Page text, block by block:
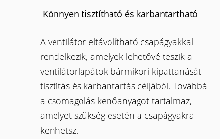
Könnyen tisztítható és karbantartható
A ventilátor eltávolítható csapágyakkal
rendelkezik, amelyek lehetővé teszik a
ventilátorlapátok bármikori kipattanását
tisztítás és karbantartás céljából. Továbbá
a csomagolás kenőanyagot tartalmaz,
amelyet szükség esetén a csapágyakra
kenhetsz.